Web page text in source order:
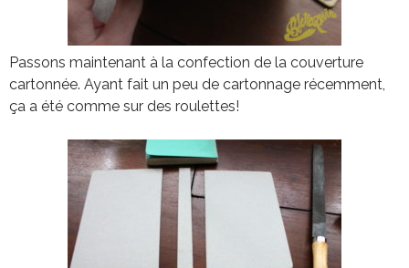
Passons maintenant à la confection de la couverture
cartonnée. Ayant fait un peu de cartonnage récemment,
ça a été comme sur des roulettes!